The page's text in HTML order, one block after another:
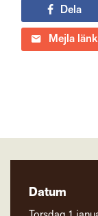
Dela
Mejla länk
Datum